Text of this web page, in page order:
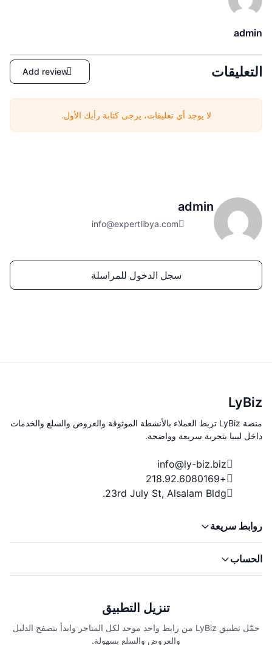
admin
التعليقات Add review
لا يوجد أي تعليقات، يرجى كتابة رأيك الأول.
admin
info@expertlibya.com
سجل الدخول للمراسلة
LyBiz
منصة LyBiz تربط العملاء بالأنشطة الموثوقة والعروض والسلع والخدمات
داخل ليبيا بتجربة سريعة وواضحة.
info@ly-biz.biz
+218.92.6080169
23rd July St, Alsalam Bldg.
روابط سريعة
الحساب
تنزيل التطبيق
حمّل تطبيق LyBiz من رابط واحد موحد لكل المتاجر وابدأ بتصفح الدليل
والعروض والسلع بسهولة.